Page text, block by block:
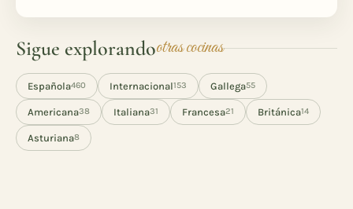
Sigue explorandootras cocinas
Española460 Internacional153 Gallega55
Americana38 Italiana31 Francesa21 Británica14
Asturiana8